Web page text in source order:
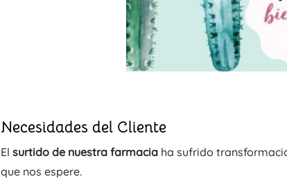
Necesidades del Cliente
Elsurtido de nuestra farmacia ha sufrido
que nos espere.